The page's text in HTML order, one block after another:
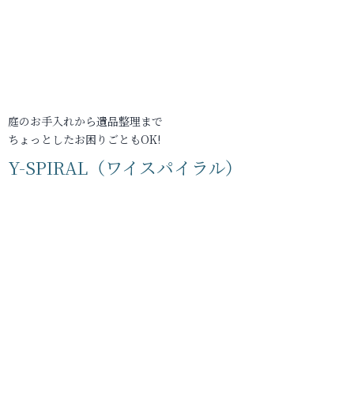
庭のお手入れから遺品整理まで
ちょっとしたお困りごともOK!
Y-SPIRAL（ワイスパイラル）